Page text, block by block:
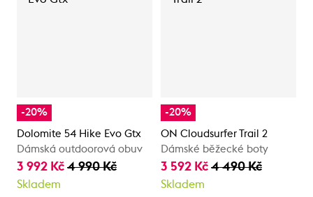
-20%
Dolomite 54 Hike Evo Gtx
Dámská outdoorová obuv
3 992 Kč 4 990 Kč
Skladem
-20%
ON Cloudsurfer Trail 2
Dámské běžecké boty
3 592 Kč 4 490 Kč
Skladem